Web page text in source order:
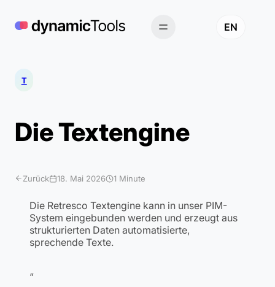
Inhalt
springen
EN
T
Die Textengine
Zurück 18. Mai 2026 1 Minute
Die Retresco Textengine kann in unser PIM-
System eingebunden werden und erzeugt aus
strukturierten Daten automatisierte,
sprechende Texte.
“